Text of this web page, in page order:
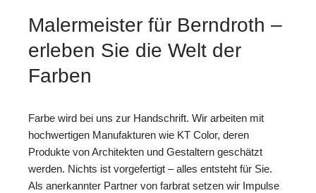
Malermeister für Berndroth –
erleben Sie die Welt der
Farben
Farbe wird bei uns zur Handschrift. Wir arbeiten mit
hochwertigen Manufakturen wie KT Color, deren
Produkte von Architekten und Gestaltern geschätzt
werden. Nichts ist vorgefertigt – alles entsteht für Sie.
Als anerkannter Partner von farbrat setzen wir Impulse